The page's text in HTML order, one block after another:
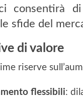
consentirà
sfide del
di valore
riserve
flessibili: